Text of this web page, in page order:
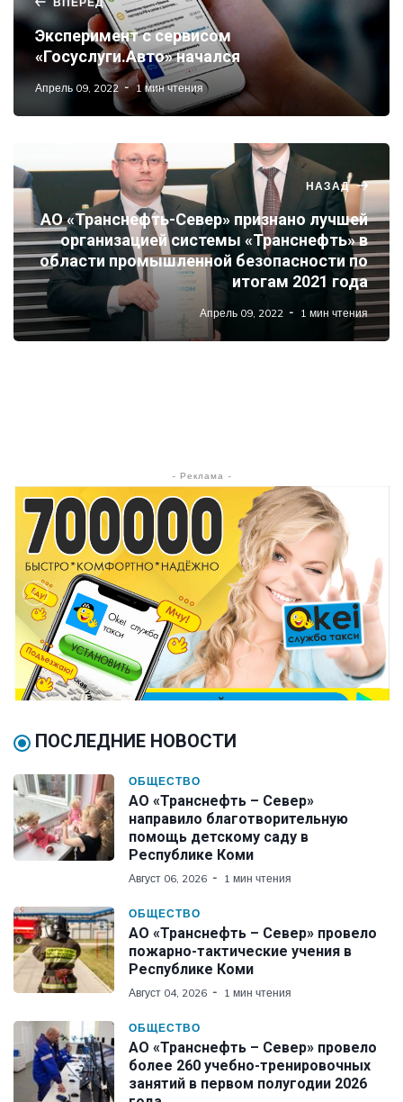
Эксперимент с сервисом
«Госуслуги.Авто» начался
Апрель 09, 2022 1 мин чтения
НАЗАД
АО «Транснефть-Север» признано лучшей
организацией системы «Транснефть» в
области промышленной безопасности по
итогам 2021 года
Апрель 09, 2022 1 мин чтения
- Реклама -
ПОСЛЕДНИЕ НОВОСТИ
ОБЩЕСТВО
АО «Транснефть – Север»
направило благотворительную
помощь детскому саду в
Республике Коми
Август 06, 2026 1 мин чтения
ОБЩЕСТВО
АО «Транснефть – Север» провело
пожарно-тактические учения в
Республике Коми
Август 04, 2026 1 мин чтения
ОБЩЕСТВО
АО «Транснефть – Север» провело
более 260 учебно-тренировочных
занятий в первом полугодии 2026